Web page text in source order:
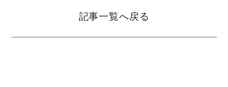
記事一覧へ戻る